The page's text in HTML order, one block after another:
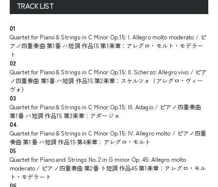
TRACK LIST
01
Quartet for Piano & Strings in C Minor Op.15: I. Allegro molto moderato / ピ
アノ四重奏曲 第1番 ハ短調 作品15 第1楽章：アレグロ・モルト・モデラー
ト
02
Quartet for Piano & Strings in C Minor Op.15: II. Scherzo: Allegro vivo / ピア
ノ四重奏曲 第1番 ハ短調 作品15 第2楽章：スケルツォ（アレグロ・ヴィー
ヴォ）
03
Quartet for Piano & Strings in C Minor Op.15: III. Adagio / ピアノ四重奏曲
第1番 ハ短調 作品15 第3楽章：アダージョ
04
Quartet for Piano & Strings in C Minor Op.15: IV. Allegro molto / ピアノ四重
奏曲 第1番 ハ短調 作品15 第4楽章：アレグロ・モルト
05
Quartet for Piano and Strings No. 2 in G minor Op. 45: Allegro molto
moderato / ピアノ四重奏曲 第2番 ト短調 作品45 第1楽章：アレグロ・モル
ト・モデラート